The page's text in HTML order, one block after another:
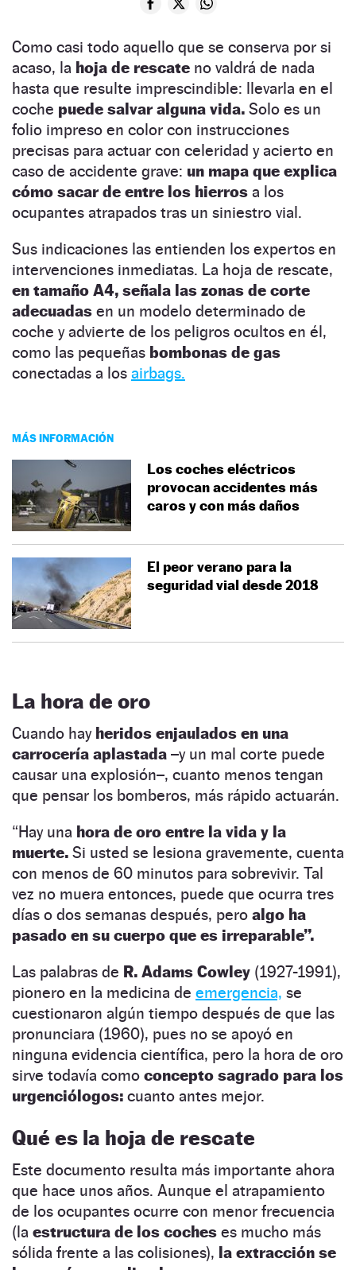
Como casi todo aquello que se conserva por si
acaso, la hoja de rescate no valdrá de nada
hasta que resulte imprescindible: llevarla en el
coche puede salvar alguna vida. Solo es un
folio impreso en color con instrucciones
precisas para actuar con celeridad y acierto en
caso de accidente grave: un mapa que explica
cómo sacar de entre los hierros a los
ocupantes atrapados tras un siniestro vial.
Sus indicaciones las entienden los expertos en
intervenciones inmediatas. La hoja de rescate,
en tamaño A4, señala las zonas de corte
adecuadas en un modelo determinado de
coche y advierte de los peligros ocultos en él,
como las pequeñas bombonas de gas
conectadas a los airbags.
MÁS INFORMACIÓN
Los coches eléctricos
provocan accidentes más
caros y con más daños
El peor verano para la
seguridad vial desde 2018
La hora de oro
Cuando hay heridos enjaulados en una
carrocería aplastada –y un mal corte puede
causar una explosión–, cuanto menos tengan
que pensar los bomberos, más rápido actuarán.
“Hay una hora de oro entre la vida y la
muerte. Si usted se lesiona gravemente, cuenta
con menos de 60 minutos para sobrevivir. Tal
vez no muera entonces, puede que ocurra tres
días o dos semanas después, pero algo ha
pasado en su cuerpo que es irreparable”.
Las palabras de R. Adams Cowley (1927-1991),
pionero en la medicina de emergencia, se
cuestionaron algún tiempo después de que las
pronunciara (1960), pues no se apoyó en
ninguna evidencia científica, pero la hora de oro
sirve todavía como concepto sagrado para los
urgenciólogos: cuanto antes mejor.
Qué es la hoja de rescate
Este documento resulta más importante ahora
que hace unos años. Aunque el atrapamiento
de los ocupantes ocurre con menor frecuencia
(la estructura de los coches es mucho más
sólida frente a las colisiones), la extracción se